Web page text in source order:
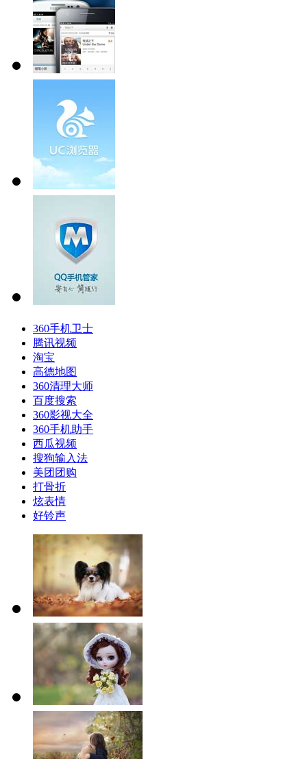
360手机卫士
腾讯视频
淘宝
高德地图
360清理大师
百度搜索
360影视大全
360手机助手
西瓜视频
搜狗输入法
美团团购
打骨折
炫表情
好铃声